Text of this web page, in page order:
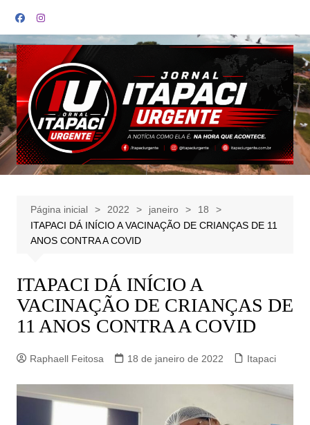
para
o
conteúdo
Página inicial 2022 janeiro
18
ITAPACI DÁ INÍCIO A VACINAÇÃO DE CRIANÇAS DE 11
ANOS CONTRA A COVID
ITAPACI DÁ INÍCIO A
VACINAÇÃO DE CRIANÇAS DE
11 ANOS CONTRA A COVID
Raphaell Feitosa 18 de janeiro de 2022 Itapaci